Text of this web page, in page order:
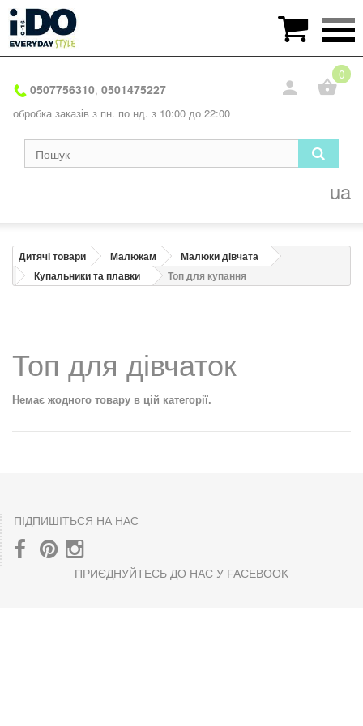
0507756310, 0501475227
обробка заказів з пн. по нд. з 10:00 до 22:00
0
ua
Дитячі товари Малюкам
Малюки дівчата
Купальники та плавки
Топ для купання
Топ для дівчаток
Немає жодного товару в цій категорії.
ПІДПИШІТЬСЯ НА НАС
ПРИЄДНУЙТЕСЬ ДО НАС У FACEBOOK
